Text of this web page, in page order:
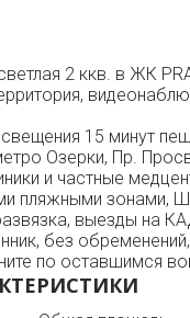
2 ккв. в ЖК
15 минут
Озерки, Пр.
и частные
пляжными зонами,
выезды на
без
по оставшимся